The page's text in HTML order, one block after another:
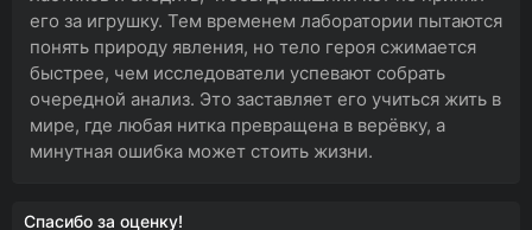
его за игрушку. Тем временем лаборатории пытаются
понять природу явления, но тело героя сжимается
быстрее, чем исследователи успевают собрать
очередной анализ. Это заставляет его учиться жить в
мире, где любая нитка превращена в верёвку, а
минутная ошибка может стоить жизни.
Спасибо за оценку!